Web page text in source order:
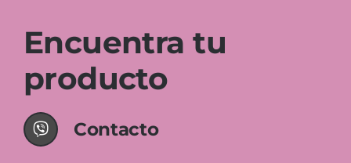
Encuentra tu
producto
Contacto